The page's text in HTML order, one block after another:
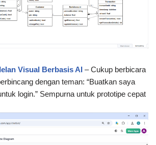
Visual Berbasis AI – Cukup berbicara
dengan teman: “Buatkan saya
login.” Sempurna untuk prototipe cepat